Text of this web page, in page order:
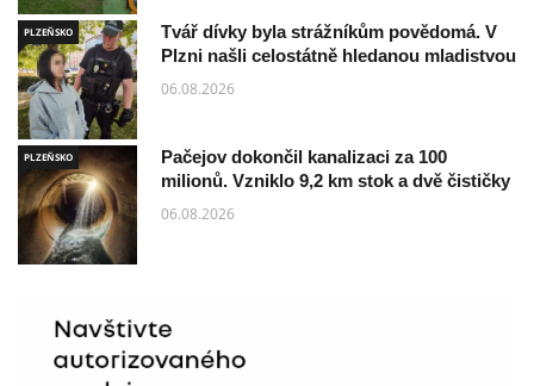
PLZEŇSKO
Tvář dívky byla strážníkům povědomá. V
Plzni našli celostátně hledanou mladistvou
06.08.2026
PLZEŇSKO
Pačejov dokončil kanalizaci za 100
milionů. Vzniklo 9,2 km stok a dvě čističky
06.08.2026